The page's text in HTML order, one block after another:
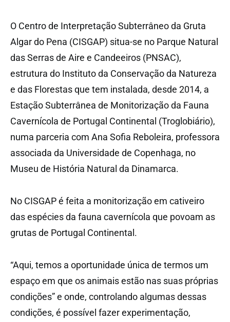
O Centro de Interpretação Subterrâneo da Gruta
Algar do Pena (CISGAP) situa-se no Parque Natural
das Serras de Aire e Candeeiros (PNSAC),
estrutura do Instituto da Conservação da Natureza
e das Florestas que tem instalada, desde 2014, a
Estação Subterrânea de Monitorização da Fauna
Cavernícola de Portugal Continental (Troglobiário),
numa parceria com Ana Sofia Reboleira, professora
associada da Universidade de Copenhaga, no
Museu de História Natural da Dinamarca.
No CISGAP é feita a monitorização em cativeiro
das espécies da fauna cavernícola que povoam as
grutas de Portugal Continental.
“Aqui, temos a oportunidade única de termos um
espaço em que os animais estão nas suas próprias
condições” e onde, controlando algumas dessas
condições, é possível fazer experimentação,